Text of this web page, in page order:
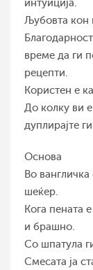
интуиција.
Љубовта кон
време да ги
рецепти.
Користен е
До колку ви
дуплирајте
Основа
Во
шеќер.
Кога пената
и брашно.
Со шпатула
Смесата ја